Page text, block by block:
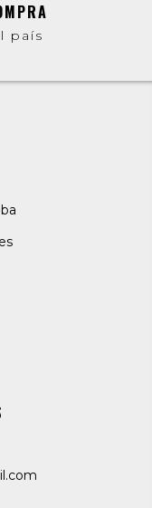
país